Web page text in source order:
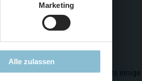
Marketing
Alle zulassen
der letzten Woche gab es bereits